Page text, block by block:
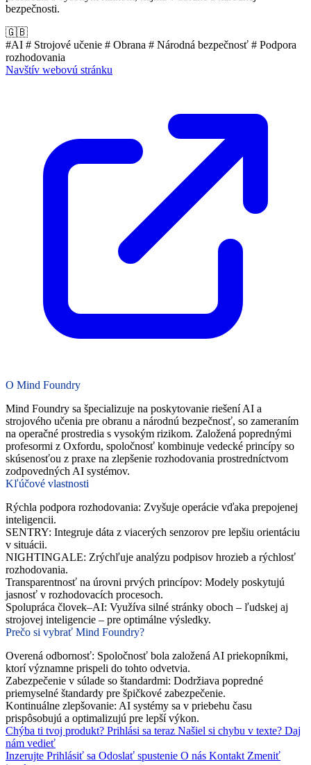
bezpečnosti.
🇬🇧
#AI # Strojové učenie # Obrana # Národná bezpečnosť # Podpora
rozhodovania
Navštív webovú stránku
O Mind Foundry
Mind Foundry sa špecializuje na poskytovanie riešení AI a
strojového učenia pre obranu a národnú bezpečnosť, so zameraním
na operačné prostredia s vysokým rizikom. Založená poprednými
profesormi z Oxfordu, spoločnosť kombinuje vedecké princípy so
skúsenosťou z praxe na zlepšenie rozhodovania prostredníctvom
zodpovedných AI systémov.
Kľúčové vlastnosti
Rýchla podpora rozhodovania: Zvyšuje operácie vďaka prepojenej
inteligencii.
SENTRY: Integruje dáta z viacerých senzorov pre lepšiu orientáciu
v situácii.
NIGHTINGALE: Zrýchľuje analýzu podpisov hrozieb a rýchlosť
rozhodovania.
Transparentnosť na úrovni prvých princípov: Modely poskytujú
jasnosť v rozhodovacích procesoch.
Spolupráca človek–AI: Využíva silné stránky oboch – ľudskej aj
strojovej inteligencie – pre optimálne výsledky.
Prečo si vybrať Mind Foundry?
Overená odbornosť: Spoločnosť bola založená AI priekopníkmi,
ktorí významne prispeli do tohto odvetvia.
Zabezpečenie v súlade so štandardmi: Dodržiava popredné
priemyselné štandardy pre špičkové zabezpečenie.
Kontinuálne zlepšovanie: AI systémy sa v priebehu času
prispôsobujú a optimalizujú pre lepší výkon.
Chýba ti tvoj produkt? Prihlási sa teraz Našiel si chybu v texte? Daj
nám vedieť
Inzerujte Prihlásiť sa Odoslať spustenie O nás Kontakt Zmeniť